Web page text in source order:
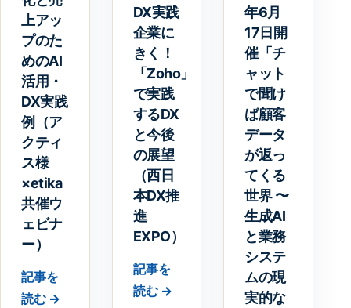
上アッ
プのた
めのAI
活用・
DX実践
例（ア
クティ
ス様
×etika
共催ウ
ェビナ
ー）
記事を
読む →
DX実践
企業に
きく！
「Zoho」
で実践
するDX
と今後
の展望
（西日
本DX推
進
EXPO）
記事を
読む →
年6月
17日開
催「チ
ャット
で聞け
ば顧客
データ
が返っ
てくる
世界 〜
生成AI
と業務
システ
ムの現
実的な